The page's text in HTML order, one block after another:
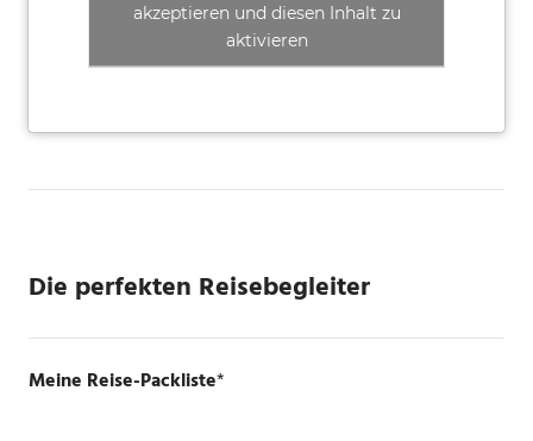
akzeptieren und diesen Inhalt zu
aktivieren
Die perfekten Reisebegleiter
Meine Reise-Packliste*